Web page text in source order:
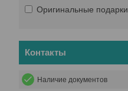
Оригинальные подарки
Контакты
Наличие документов